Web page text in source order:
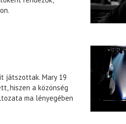
játszottak. Mary 19
hiszen a közönség
ma lényegében